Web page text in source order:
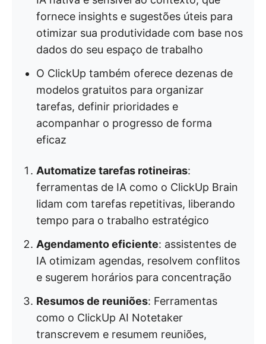
fornece insights e sugestões úteis para
otimizar sua produtividade com base nos
dados do seu espaço de trabalho
O ClickUp também oferece dezenas de
modelos gratuitos para organizar
tarefas, definir prioridades e
acompanhar o progresso de forma
eficaz
Automatize tarefas rotineiras:
ferramentas de IA como o ClickUp Brain
lidam com tarefas repetitivas, liberando
tempo para o trabalho estratégico
Agendamento eficiente: assistentes de
IA otimizam agendas, resolvem conflitos
e sugerem horários para concentração
Resumos de reuniões: Ferramentas
como o ClickUp AI Notetaker
transcrevem e resumem reuniões,